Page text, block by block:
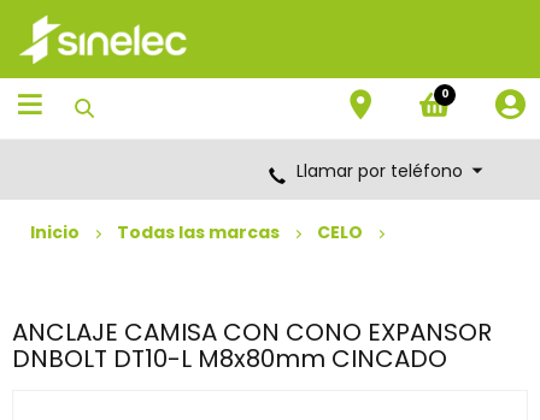
Saltar
contenido
Saltar
menú
de
navegación
0
Llamar por teléfono
Inicio Todas las marcas CELO
ANCLAJE CAMISA CON CONO EXPANSOR
DNBOLT DT10-L M8x80mm CINCADO